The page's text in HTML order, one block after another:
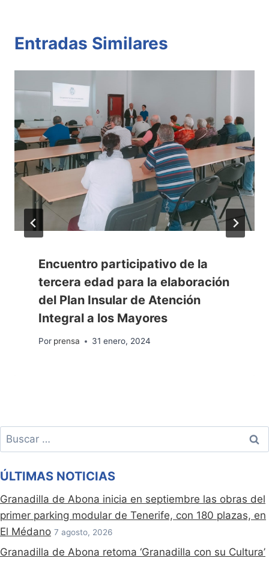
Entradas Similares
Encuentro participativo de la
tercera edad para la elaboración
del Plan Insular de Atención
Integral a los Mayores
Por prensa 31 enero, 2024
Buscar:
ÚLTIMAS NOTICIAS
Granadilla de Abona inicia en septiembre las obras del
primer parking modular de Tenerife, con 180 plazas, en
El Médano 7 agosto, 2026
Granadilla de Abona retoma ‘Granadilla con su Cultura’